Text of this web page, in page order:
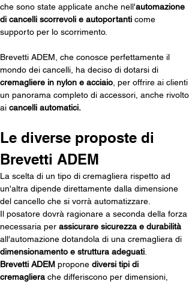
che sono state applicate anche nell'automazione
di cancelli scorrevoli e autoportanti come
supporto per lo scorrimento.
Brevetti ADEM, che conosce perfettamente il
mondo dei cancelli, ha deciso di dotarsi di
cremagliere in nylon e acciaio , per offrire ai clienti
un panorama completo di accessori, anche rivolto
ai cancelli automatici.
Le diverse proposte di
Brevetti ADEM
La scelta di un tipo di cremagliera rispetto ad
un'altra dipende direttamente dalla dimensione
del cancello che si vorrà automatizzare.
Il posatore dovrà ragionare a seconda della forza
necessaria per assicurare sicurezza e durabilità
all'automazione dotandola di una cremagliera di
dimensionamento e struttura adeguati
Brevetti ADEM propone diversi tipi di
cremagliera che differiscono per dimensioni,